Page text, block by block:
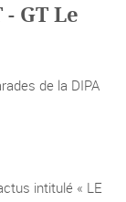
GT Le
de la DIPA
intitulé « LE